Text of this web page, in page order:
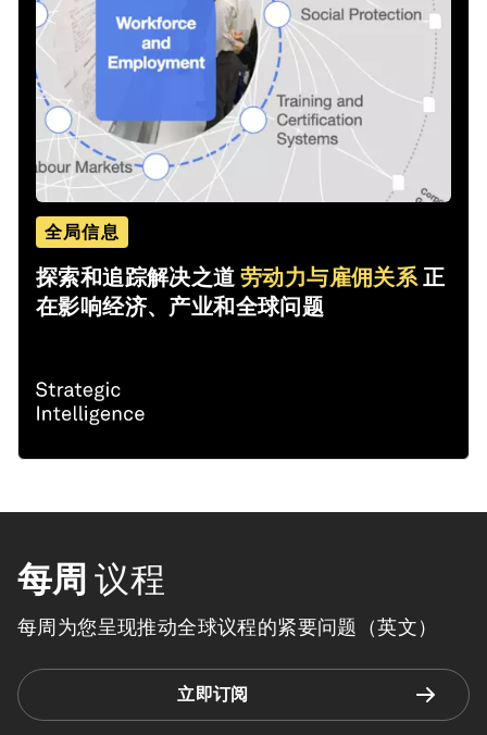
全局信息
探索和追踪解决之道劳动力与雇佣关系正
在影响经济、产业和全球问题
每周 议程
每周为您呈现推动全球议程的紧要问题（英文）
立即订阅